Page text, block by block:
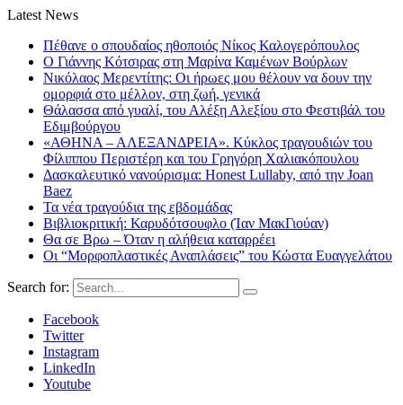
Latest News
Πέθανε ο σπουδαίος ηθοποιός Νίκος Καλογερόπουλος
Ο Γιάννης Κότσιρας στη Μαρίνα Καμένων Βούρλων
Νικόλαος Μερεντίτης: Οι ήρωες μου θέλουν να δουν την
ομορφιά στο μέλλον, στη ζωή, γενικά
Θάλασσα από γυαλί, του Αλέξη Αλεξίου στο Φεστιβάλ του
Εδιμβούργου
«ΑΘΗΝΑ – ΑΛΕΞΑΝΔΡΕΙΑ». Κύκλος τραγουδιών του
Φίλιππου Περιστέρη και του Γρηγόρη Χαλιακόπουλου
Δασκαλευτικό νανούρισμα: Honest Lullaby, από την Joan
Baez
Τα νέα τραγούδια της εβδομάδας
Βιβλιοκριτική: Καρυδότσουφλο (Ίαν ΜακΓιούαν)
Θα σε Βρω – Όταν η αλήθεια καταρρέει
Οι “Μορφοπλαστικές Αναπλάσεις” του Κώστα Ευαγγελάτου
Search for:
Facebook
Twitter
Instagram
LinkedIn
Youtube